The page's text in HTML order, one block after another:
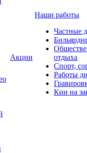
Акции
Наши работы
Частные
отдыха
Спорт,
Работы
Кии на